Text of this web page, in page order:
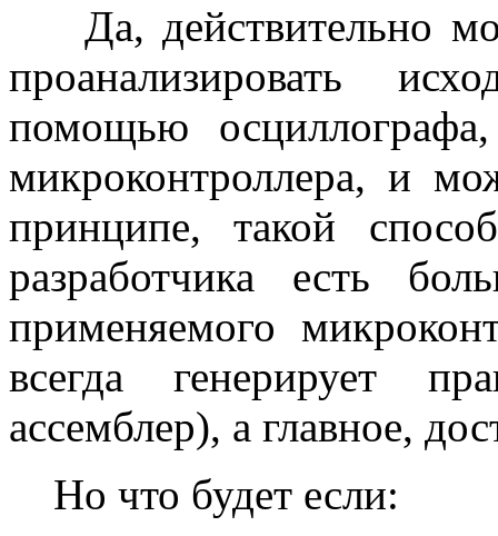
Да, действительно
проанализировать
помощью
микроконтроллера, и
принципе, такой
разработчика есть
применяемого
всегда генерирует
ассемблер), а главное,
Но что будет если: